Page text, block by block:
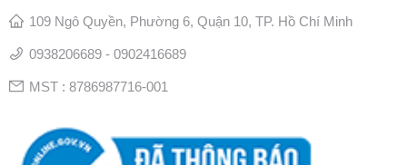
109 Ngô Quyền, Phường 6, Quận 10, TP. Hồ Chí Minh
0938206689 - 0902416689
MST : 8786987716-001